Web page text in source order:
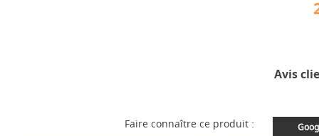
Avis
Faire connaître ce produit :